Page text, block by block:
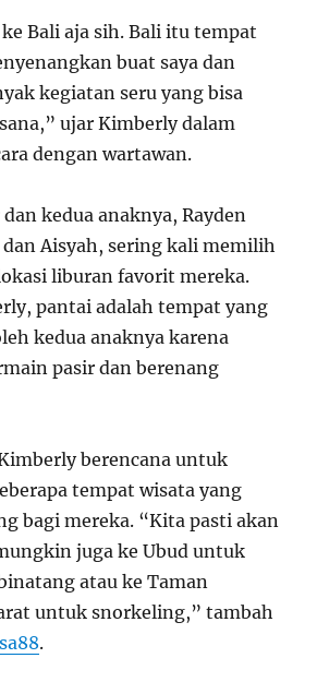
Bali aja sih. Bali itu tempat
buat saya dan
kegiatan seru yang bisa
ujar Kimberly dalam
dengan wartawan.
kedua anaknya, Rayden
Aisyah, sering kali memilih
liburan favorit mereka.
pantai adalah tempat yang
kedua anaknya karena
pasir dan berenang
berencana untuk
tempat wisata yang
bagi mereka. “Kita pasti akan
juga ke Ubud untuk
atau ke Taman
untuk snorkeling,” tambah
.